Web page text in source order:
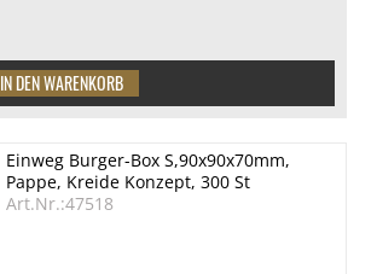
Einweg Burger-Box S,90x90x70mm,
Pappe, Kreide Konzept, 300 St
Art.Nr.:47518